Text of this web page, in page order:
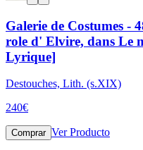
Galerie de Costumes -
role d' Elvire, dans Le
Lyrique]
Destouches, Lith. (s.XIX)
240€
Comprar Ver Producto